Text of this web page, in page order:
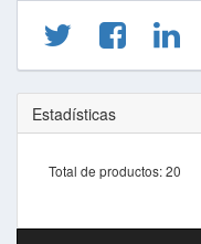
Estadísticas
Total de productos:20